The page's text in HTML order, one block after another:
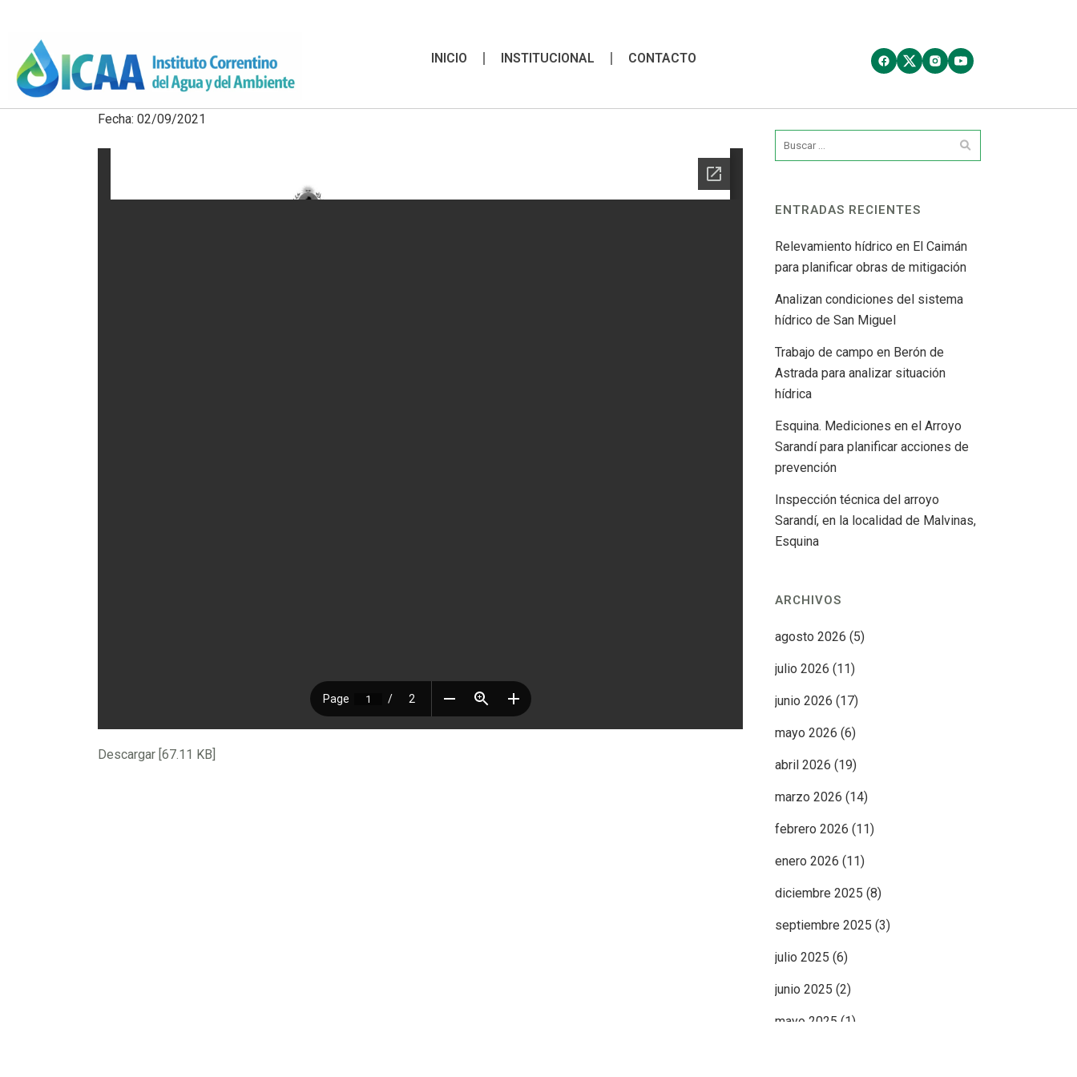
INICIO INSTITUCIONAL CONTACTO
Fecha: 02/09/2021
Descargar [67.11 KB]
ENTRADAS RECIENTES
Relevamiento hídrico en El Caimán
para planificar obras de mitigación
Analizan condiciones del sistema
hídrico de San Miguel
Trabajo de campo en Berón de
Astrada para analizar situación
hídrica
Esquina. Mediciones en el Arroyo
Sarandí para planificar acciones de
prevención
Inspección técnica del arroyo
Sarandí, en la localidad de Malvinas,
Esquina
ARCHIVOS
agosto 2026 (5)
julio 2026 (11)
junio 2026 (17)
mayo 2026 (6)
abril 2026 (19)
marzo 2026 (14)
febrero 2026 (11)
enero 2026 (11)
diciembre 2025 (8)
septiembre 2025 (3)
julio 2025 (6)
junio 2025 (2)
mayo 2025 (1)